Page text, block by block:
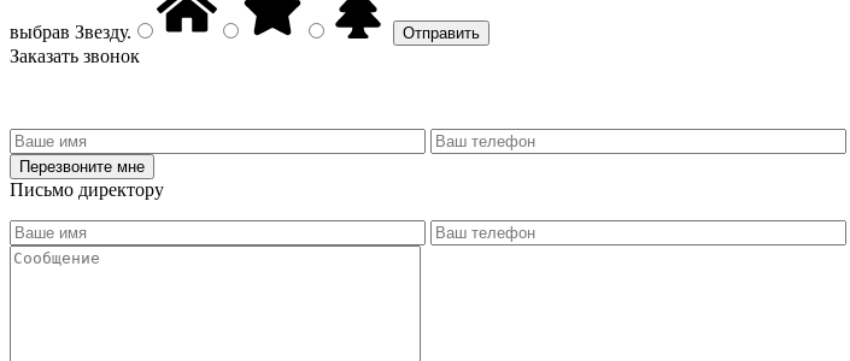
выбрав Звезду.
Заказать звонок
Письмо директору